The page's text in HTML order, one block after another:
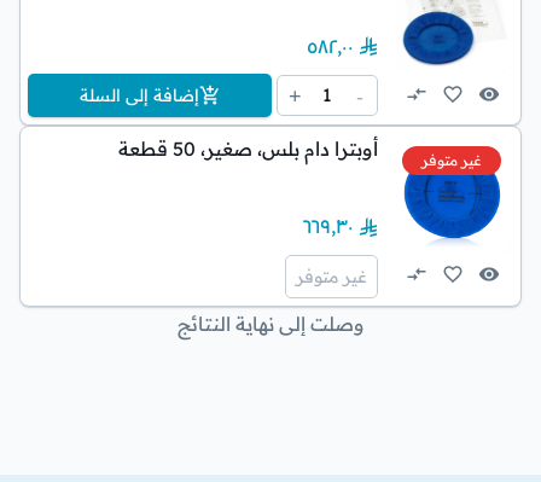
٥٨٢٫٠٠
-
1
+ إضافة إلى السلة
غير متوفر أوبترا دام بلس، صغير، 50 قطعة
٦٦٩٫٣٠
غير متوفر
وصلت إلى نهاية النتائج